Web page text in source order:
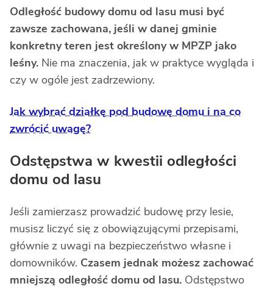
Odległość budowy domu od lasu musi być
zawsze zachowana, jeśli w danej gminie
konkretny teren jest określony w MPZP jako
leśny. Nie ma znaczenia, jak w praktyce wygląda i
czy w ogóle jest zadrzewiony.
Jak wybrać działkę pod budowę domu i na co
zwrócić uwagę?
Odstępstwa w kwestii odległości
domu od lasu
Jeśli zamierzasz prowadzić budowę przy lesie,
musisz liczyć się z obowiązującymi przepisami,
głównie z uwagi na bezpieczeństwo własne i
domowników. Czasem jednak możesz zachować
mniejszą odległość domu od lasu. Odstępstwo